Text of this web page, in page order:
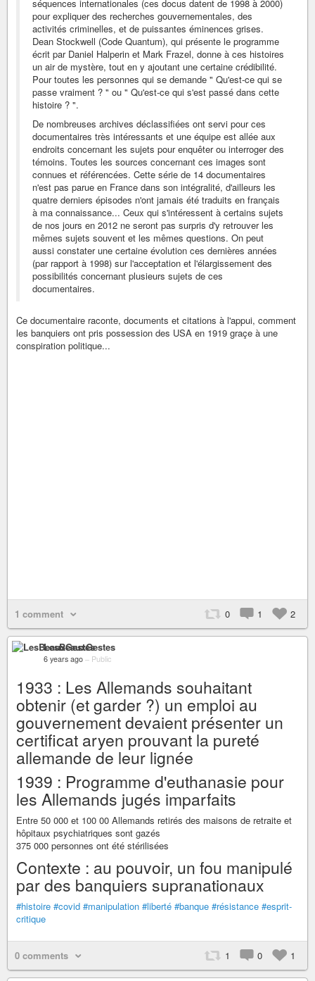
séquences internationales (ces docus datent de 1998 à 2000)
pour expliquer des recherches gouvernementales, des
activités criminelles, et de puissantes éminences grises.
Dean Stockwell (Code Quantum), qui présente le programme
écrit par Daniel Halperin et Mark Frazel, donne à ces histoires
un air de mystère, tout en y ajoutant une certaine crédibilité.
Pour toutes les personnes qui se demande " Qu'est-ce qui se
passe vraiment ? " ou " Qu'est-ce qui s'est passé dans cette
histoire ? ".
De nombreuses archives déclassifiées ont servi pour ces
documentaires très intéressants et une équipe est allée aux
endroits concernant les sujets pour enquêter ou interroger des
témoins. Toutes les sources concernant ces images sont
connues et référencées. Cette série de 14 documentaires
n'est pas parue en France dans son intégralité, d'ailleurs les
quatre derniers épisodes n'ont jamais été traduits en français
à ma connaissance... Ceux qui s'intéressent à certains sujets
de nos jours en 2012 ne seront pas surpris d'y retrouver les
mêmes sujets souvent et les mêmes questions. On peut
aussi constater une certaine évolution ces dernières années
(par rapport à 1998) sur l'acceptation et l'élargissement des
possibilités concernant plusieurs sujets de ces
documentaires.
Ce documentaire raconte, documents et citations à l'appui, comment
les banquiers ont pris possession des USA en 1919 graçe à une
conspiration politique...
1 comment 0 1 2
LesBeauxGestes
6 years ago – Public
1933 : Les Allemands souhaitant
obtenir (et garder ?) un emploi au
gouvernement devaient présenter un
certificat aryen prouvant la pureté
allemande de leur lignée
1939 : Programme d'euthanasie pour
les Allemands jugés imparfaits
Entre 50 000 et 100 00 Allemands retirés des maisons de retraite et
hôpitaux psychiatriques sont gazés
375 000 personnes ont été stérilisées
Contexte : au pouvoir, un fou manipulé
par des banquiers supranationaux
#histoire #covid #manipulation #liberté #banque #résistance #esprit-
critique
0 comments 1 0 1